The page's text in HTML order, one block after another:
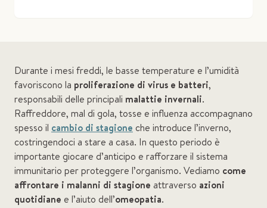
Durante i mesi freddi, le basse temperature e l’umidità
favoriscono la proliferazione di virus e batteri,
responsabili delle principali malattie invernali.
Raffreddore, mal di gola, tosse e influenza accompagnano
spesso il cambio di stagione che introduce l’inverno,
costringendoci a stare a casa. In questo periodo è
importante giocare d’anticipo e rafforzare il sistema
immunitario per proteggere l’organismo. Vediamo come
affrontare i malanni di stagione attraverso azioni
quotidiane e l’aiuto dell’omeopatia.